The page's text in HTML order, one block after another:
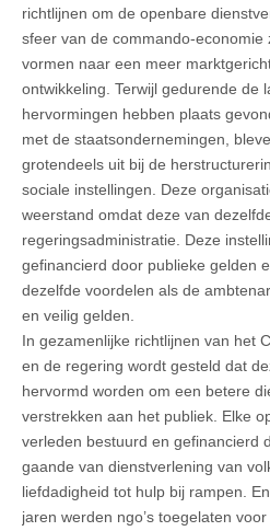
richtlijnen om de openbare
sfeer van de commando-economie
vormen naar een meer
ontwikkeling. Terwijl gedurende de
hervormingen hebben plaats
met de staatsondernemingen,
grotendeels uit bij de
sociale instellingen. Deze
weerstand omdat deze van
regeringsadministratie. Deze
gefinancierd door publieke gelden
dezelfde voordelen als de
en veilig gelden.
In gezamenlijke richtlijnen van het
en de regering wordt gesteld dat
hervormd worden om een betere
verstrekken aan het publiek. Elke
verleden bestuurd en gefinancierd
gaande van dienstverlening van
liefdadigheid tot hulp bij rampen.
jaren werden ngo’s toegelaten